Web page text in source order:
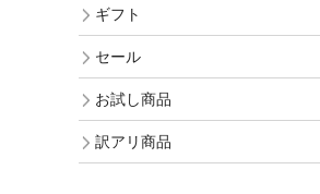
ギフト
セール
お試し商品
訳アリ商品